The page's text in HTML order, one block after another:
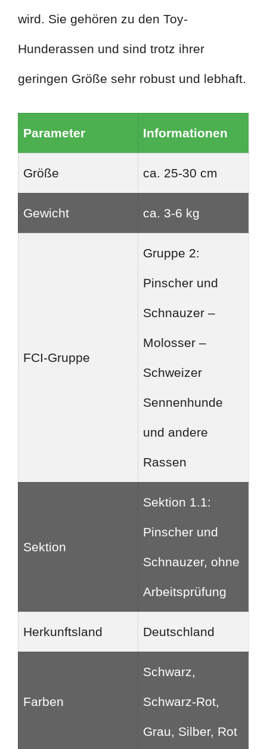
wird. Sie gehören zu den Toy-
Hunderassen und sind trotz ihrer
geringen Größe sehr robust und lebhaft.
Parameter Informationen
Größe ca. 25-30 cm
Gewicht ca. 3-6 kg
FCI-Gruppe
Gruppe 2:
Pinscher und
Schnauzer –
Molosser –
Schweizer
Sennenhunde
und andere
Rassen
Sektion
Sektion 1.1:
Pinscher und
Schnauzer, ohne
Arbeitsprüfung
Herkunftsland Deutschland
Farben
Schwarz,
Schwarz-Rot,
Grau, Silber, Rot